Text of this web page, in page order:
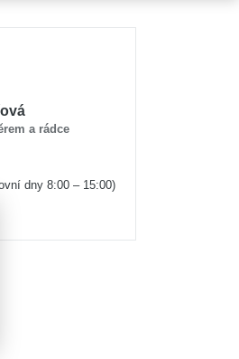
a rádce
dny 8:00 – 15:00)